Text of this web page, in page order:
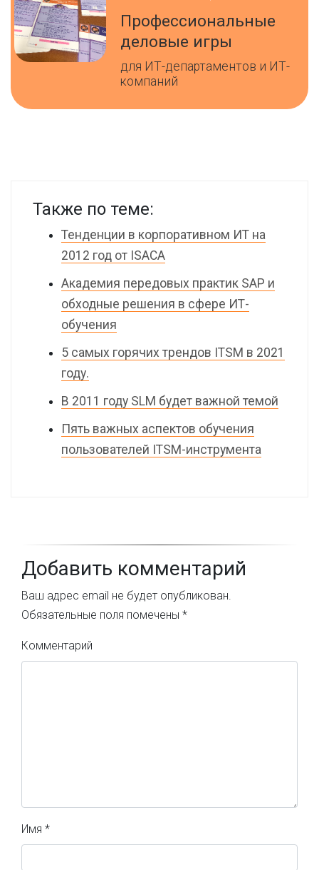
Профессиональные
деловые игры
для ИТ-департаментов и ИТ-
компаний
Также по теме:
Тенденции в корпоративном ИТ на
2012 год от ISACA
Академия передовых практик SAP и
обходные решения в сфере ИТ-
обучения
5 самых горячих трендов ITSM в 2021
году.
В 2011 году SLM будет важной темой
Пять важных аспектов обучения
пользователей ITSM-инструмента
Добавить комментарий
Ваш адрес email не будет опубликован.
Обязательные поля помечены *
Комментарий
Имя *